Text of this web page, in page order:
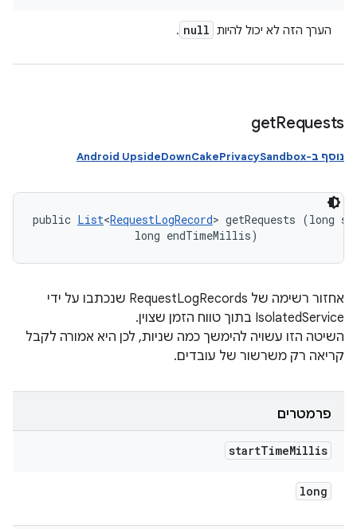
הערך הזה לא יכול להיות null
.
getRequests
נוסף ב-Android UpsideDownCakePrivacySandbox
public List<RequestLogRecord> getRequests (long
                long endTimeMillis)
אחזור רשימה של RequestLogRecords שנכתבו על ידי
IsolatedService בתוך טווח הזמן שצוין.
השיטה הזו עשויה להימשך כמה שניות, לכן היא אמורה לקבל
קריאה רק משרשור של עובדים.
פרמטרים
startTimeMillis
long